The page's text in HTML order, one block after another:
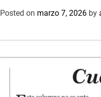
Posted on marzo 7, 2026 by